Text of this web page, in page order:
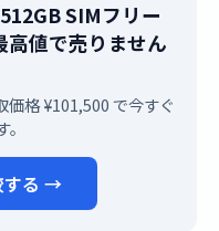
SIMフリー
値で売りません
格 ¥101,500 で今すぐ
する →